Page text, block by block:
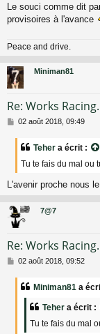
Le souci comme dit
provisoires à l'avance
Peace and drive.
Miniman81
Re: Works
M
g
e
02 août 2018, 09:49
Teher a écrit :
Tu te fais du mal ou
L'avenir proche nous
7@7
Re: Works
M
02 août 2018, 09:52
Miniman81 a
Teher a écrit :
Tu te fais du mal